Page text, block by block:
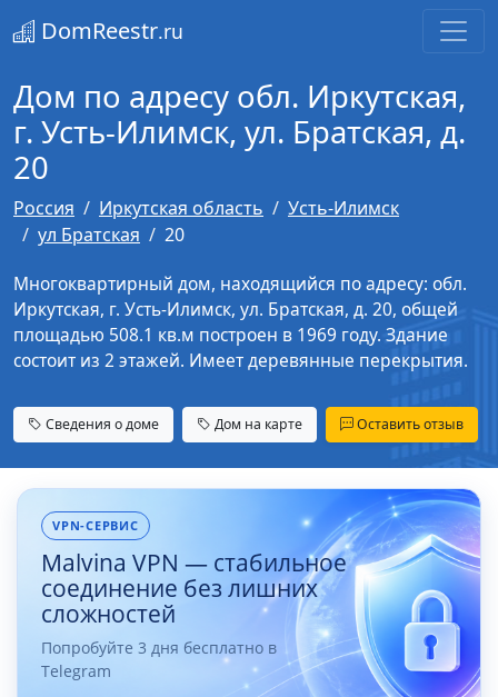
DomReestr.ru
Дом по адресу обл. Иркутская,
г. Усть-Илимск, ул. Братская, д.
20
Россия Иркутская область
Усть-Илимск
ул Братская
20
Многоквартирный дом, находящийся по адресу: обл.
Иркутская, г. Усть-Илимск, ул. Братская, д. 20, общей
площадью 508.1 кв.м построен в 1969 году. Здание
состоит из 2 этажей. Имеет деревянные перекрытия.
Сведения о доме Дом на карте Оставить отзыв
VPN-СЕРВИС
Malvina VPN — стабильное
соединение без лишних
сложностей
Попробуйте 3 дня бесплатно в
Telegram